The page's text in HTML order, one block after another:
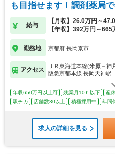
も目指せます！調剤薬局
給与
【月収】26.0万円～
【年収】392万円～665
勤務地 京都府 長岡京市
アクセス
ＪＲ東海道本線(米原－神
阪急京都本線 長岡天神駅
年収650万円以上可 残業月10ｈ以下 産
駅チカ
店舗数30以上 積極採用中 年間
求人の詳細を見る